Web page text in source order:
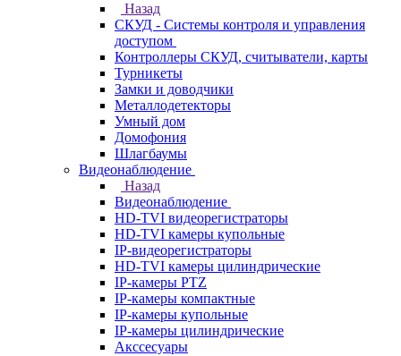
Назад
СКУД - Системы контроля и управления
доступом
Контроллеры СКУД, считыватели, карты
Турникеты
Замки и доводчики
Металлодетекторы
Умный дом
Домофония
Шлагбаумы
Видеонаблюдение
Назад
Видеонаблюдение
HD-TVI видеорегистраторы
HD-TVI камеры купольные
IP-видеорегистраторы
HD-TVI камеры цилиндрические
IP-камеры PTZ
IP-камеры компактные
IP-камеры купольные
IP-камеры цилиндрические
Акссесуары